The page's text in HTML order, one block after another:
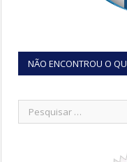
NÃO ENCONTROU O